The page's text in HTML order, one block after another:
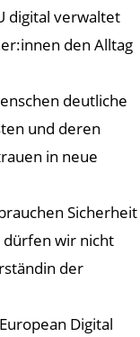
digital verwaltet
den Alltag
deutliche
und deren
in neue
Sicherheit
dürfen wir nicht
der
Digital